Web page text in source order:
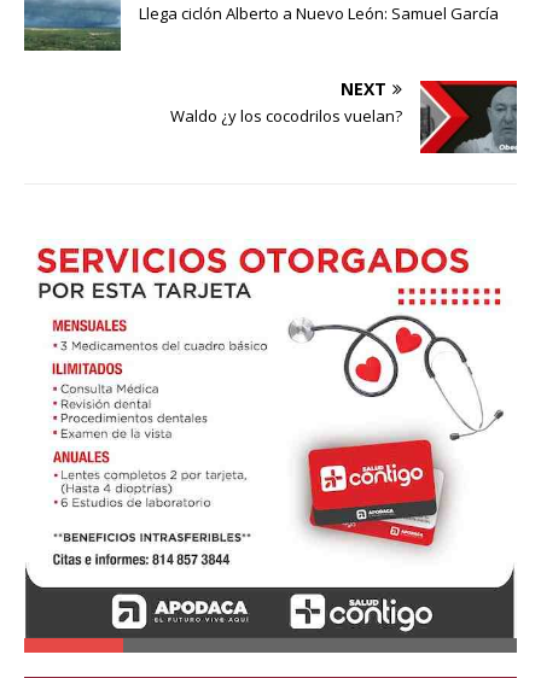
Llega ciclón Alberto a Nuevo León: Samuel García
NEXT
Waldo ¿y los cocodrilos vuelan?